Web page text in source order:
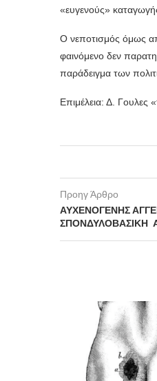
«ευγενούς»
Ο νεποτισμός όμως
φαινόμενο δεν
παράδειγμα των
Επιμέλεια: Δ.
Προηγ Άρθρο
ΑΥΧΕΝΟΓΕΝΗΣ
ΣΠΟΝΔΥΛΟΒΑΣΙΚΗ